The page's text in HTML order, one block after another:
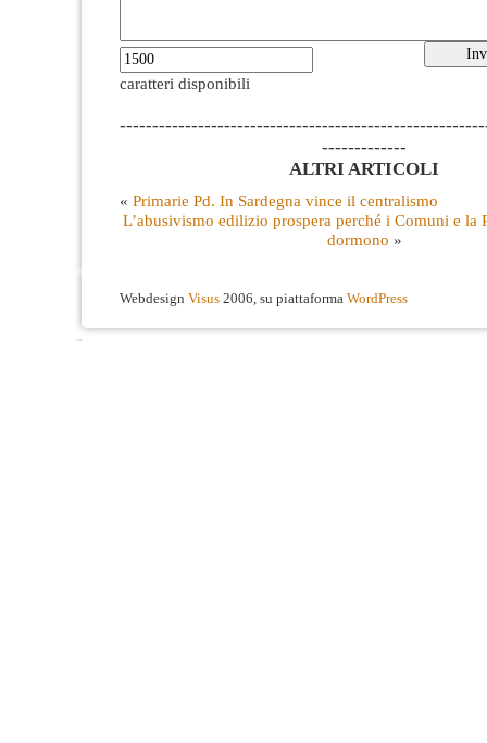
caratteri disponibili
-------------
ALTRI ARTICOLI
« Primarie Pd. In Sardegna vince il centralismo
L’abusivismo edilizio prospera perché i Comuni e la
dormono »
Webdesign Visus 2006, su piattaforma WordPress